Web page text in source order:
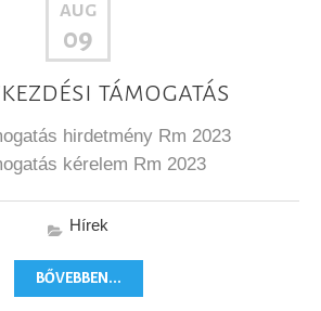
AUG
09
támogatás
hirdetmény Rm 2023
kérelem Rm 2023
Hírek
BŐVEBBEN...